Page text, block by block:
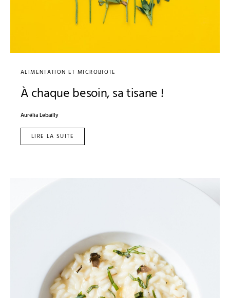
ALIMENTATION ET MICROBIOTE
À chaque besoin, sa tisane !
Aurélia Lebailly
LIRE LA SUITE